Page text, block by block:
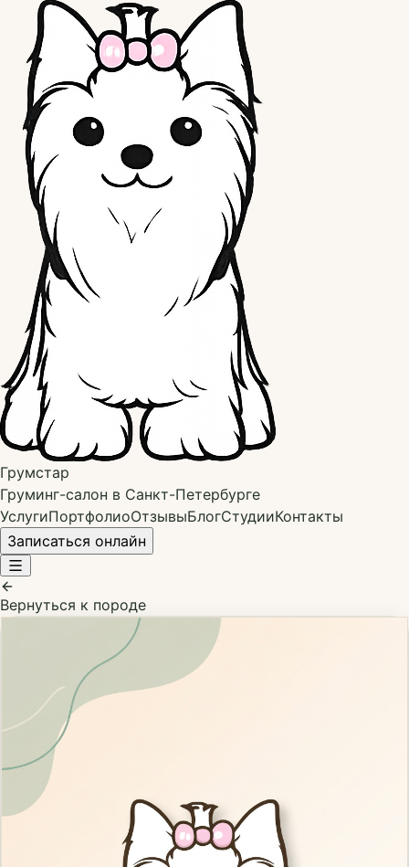
Грумстар
Груминг-салон в Санкт-Петербурге
УслугиПортфолиоОтзывыБлогСтудииКонтакты
Записаться онлайн
Вернуться к породе